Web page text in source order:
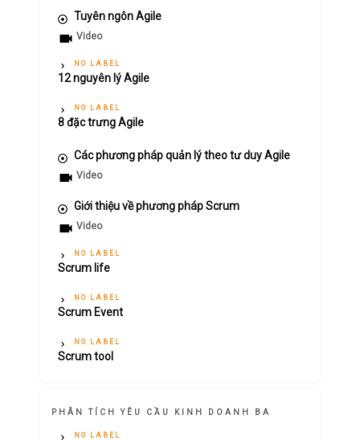
Tuyên ngôn Agile
Video
NO LABEL
12 nguyên lý Agile
NO LABEL
8 đặc trưng Agile
Các phương pháp quản lý theo tư duy Agile
Video
Giới thiệu về phương pháp Scrum
Video
NO LABEL
Scrum life
NO LABEL
Scrum Event
NO LABEL
Scrum tool
PHÂN TÍCH YÊU CẦU KINH DOANH BA
NO LABEL